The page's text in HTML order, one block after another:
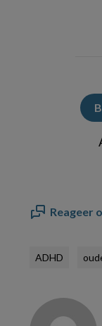
Reageer
ADHD